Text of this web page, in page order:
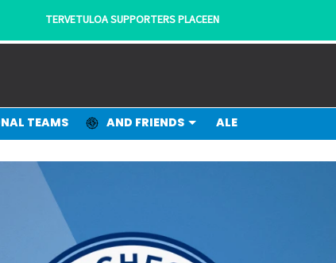
- KANNATTAJILTA KANNATTAJILLE!
TEAMS AND FRIENDS ALE